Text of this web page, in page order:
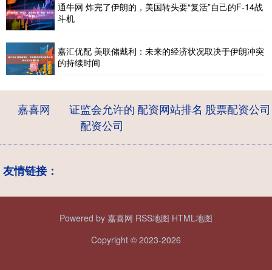
通牛网 炸完了伊朗的，美国转头要“复活”自己的F-14战
斗机
嘉汇优配 美联储戴利：未来的经济状况取决于伊朗冲突
的持续时间
嘉喜网
证监会允许的
配资公司
配资网站排名 股票配资公司
友情链接：
Powered by 嘉喜网 RSS地图 HTML地图
Copyright © 2023-2026